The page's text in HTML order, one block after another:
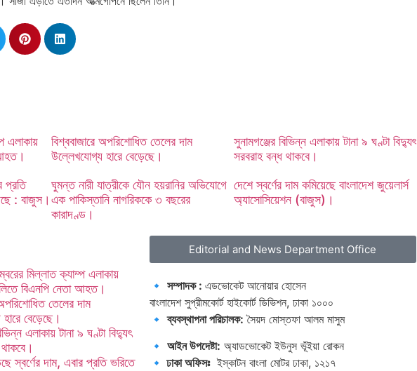
এলাকায়
বিশ্ববাজারে অপরিশোধিত তেলের দাম
উল্লেখযোগ্য হারে বেড়েছে।
সুনামগঞ্জের বিভিন্ন এলাকায় টানা ৯ ঘণ্টা বিদ্যুৎ
সরবরাহ বন্ধ থাকবে।
প্রতি
: বাজুস।
ঘুমন্ত নারী যাত্রীকে যৌন হয়রানির অভিযোগে
এক পাকিস্তানি নাগরিককে ৩ বছরের
কারাদণ্ড।
দেশে স্বর্ণের দাম কমিয়েছে বাংলাদেশ জুয়েলার্স
অ্যাসোসিয়েশন (বাজুস)।
মিল্লাত ক্যাম্প এলাকায়
বিএনপি নেতা আহত।
তেলের দাম
বেড়েছে।
এলাকায় টানা ৯ ঘণ্টা বিদ্যুৎ
স্বর্ণের দাম, এবার প্রতি ভরিতে
Editorial and News Department Office
🔹 সম্পাদক : এডভোকেট আনোয়ার হোসেন
বাংলাদেশ সুপ্রীমকোর্ট হাইকোর্ট ডিভিশন, ঢাকা ১০০০
🔹ব্যবস্থাপনা পরিচালক: সৈয়দ মোস্তফা আলম মাসুম
🔹 আইন উপদেষ্টা: অ্যাডভোকেট ইউনুস ভূঁইয়া রোকন
🔹 ঢাকা অফিসঃইস্কাটন বাংলা মোটর ঢাকা, ১২১৭